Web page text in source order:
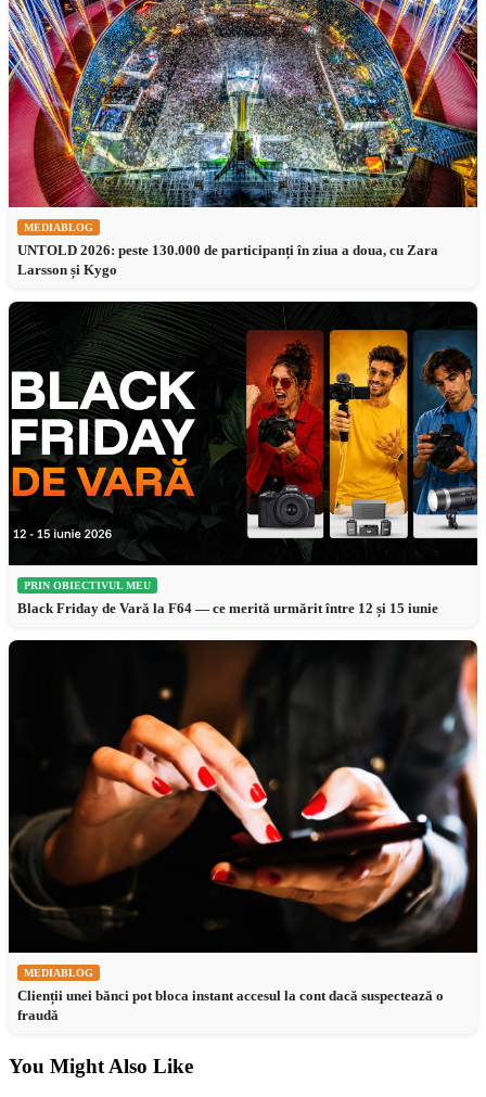
MEDIABLOG
UNTOLD 2026: peste 130.000 de participanți în ziua a doua, cu Zara
Larsson și Kygo
PRIN OBIECTIVUL MEU
Black Friday de Vară la F64 — ce merită urmărit între 12 și 15 iunie
MEDIABLOG
Clienții unei bănci pot bloca instant accesul la cont dacă suspectează o
fraudă
You Might Also Like